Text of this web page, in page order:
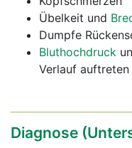
Übelkeit und
Dumpfe
Bluthochdruck
Verlauf auftreten
Diagnose